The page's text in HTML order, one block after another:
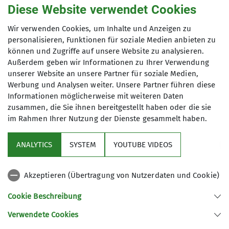
Ausbildungsinhalte weitergegeben, Touren geplant und
Bilder von unternommenen Touren gezeigt.
Interessenten sind gerne Willkommen!
mehr erfahren
Veranstaltung_ASG Veranstaltung_FAM_Marienkäfer
Veranstaltung_FAM_Murmeltiere
Veranstaltung_FAM_Zauneidechsen Veranstaltung_Jugernd
Veranstaltung_OGV
Veranstaltung_Sektion Veranstaltung_Sportgruppe
Vorstand
Sektion
Kontakt
Diese Website verwendet Cookies
Wir verwenden Cookies, um Inhalte und Anzeigen zu
personalisieren, Funktionen für soziale Medien anbieten zu
können und Zugriffe auf unsere Website zu analysieren.
Außerdem geben wir Informationen zu Ihrer Verwendung
unserer Website an unsere Partner für soziale Medien,
Werbung und Analysen weiter. Unsere Partner führen diese
Informationen möglicherweise mit weiteren Daten
zusammen, die Sie ihnen bereitgestellt haben oder die sie
im Rahmen Ihrer Nutzung der Dienste gesammelt haben.
ANALYTICS SYSTEM YOUTUBE VIDEOS
Akzeptieren (Übertragung von Nutzerdaten und Cookie)
Cookie Beschreibung
Verwendete Cookies